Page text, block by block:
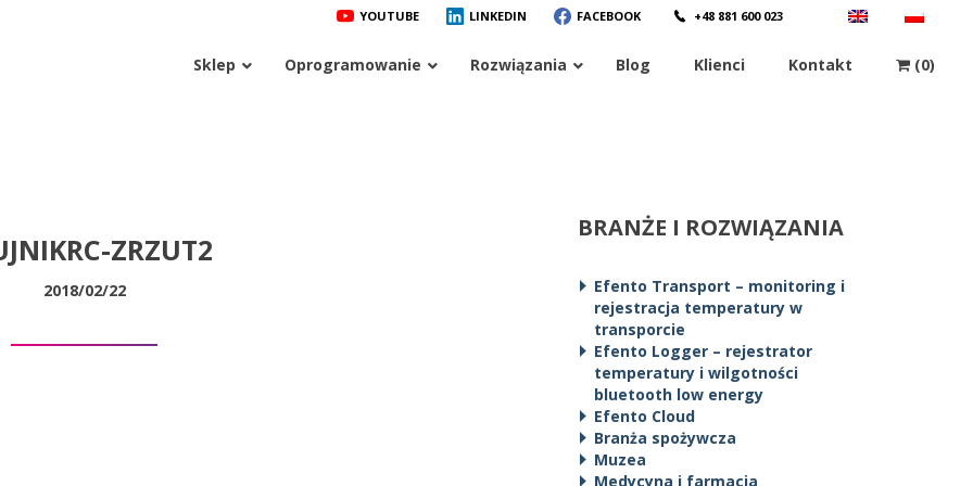
YOUTUBE LINKEDIN FACEBOOK +48 881 600 023
Sklep Oprogramowanie Rozwiązania Blog Klienci Kontakt (0)
ZRZUT2
2018/02/22
BRANŻE I ROZWIĄZANIA
Efento Transport – monitoring i
rejestracja temperatury w
transporcie
Efento Logger – rejestrator
temperatury i wilgotności
bluetooth low energy
Efento Cloud
Branża spożywcza
Muzea
Medycyna i farmacja